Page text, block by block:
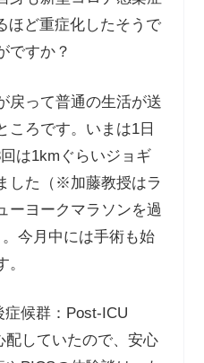
ほど重症化したそうで
ですか？
って普通の生活が送
ころです。いまは1日
は1kmぐらいジョギ
した（※加藤教授はラ
ーヨークマラソンを過
今月中には手術も始
候群：Post-ICU
配していたので、安心